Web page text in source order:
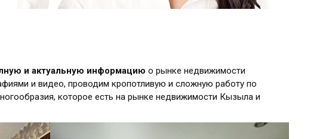
и актуальную информацию о рынке недвижимости
и видео, проводим кропотливую и сложную работу по
которое есть на рынке недвижимости Кызыла и